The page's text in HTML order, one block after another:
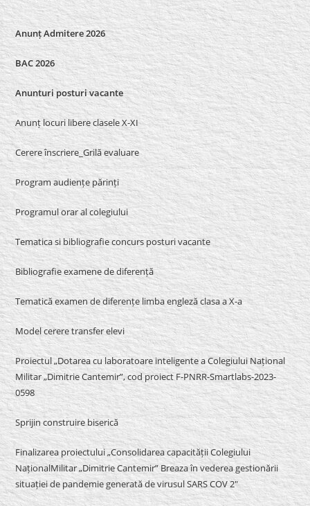
Anunț Admitere 2026
BAC 2026
Anunturi posturi vacante
Anunț locuri libere clasele X-XI
Cerere înscriere_Grilă evaluare
Program audiențe părinți
Programul orar al colegiului
Tematica si bibliografie concurs posturi vacante
Bibliografie examene de diferență
Tematică examen de diferențe limba engleză clasa a X-a
Model cerere transfer elevi
Proiectul „Dotarea cu laboratoare inteligente a Colegiului Național
Militar „Dimitrie Cantemir”, cod proiect F-PNRR-Smartlabs-2023-
0598
Sprijin construire biserică
Finalizarea proiectului „Consolidarea capacității Colegiului
NaționalMilitar „Dimitrie Cantemir” Breaza în vederea gestionării
situației de pandemie generată de virusul SARS COV 2″